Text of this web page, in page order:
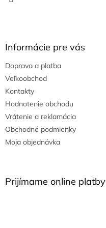
Informácie pre vás
Doprava a platba
Veľkoobchod
Kontakty
Hodnotenie obchodu
Vrátenie a reklamácia
Obchodné podmienky
Moja objednávka
Prijímame online platby